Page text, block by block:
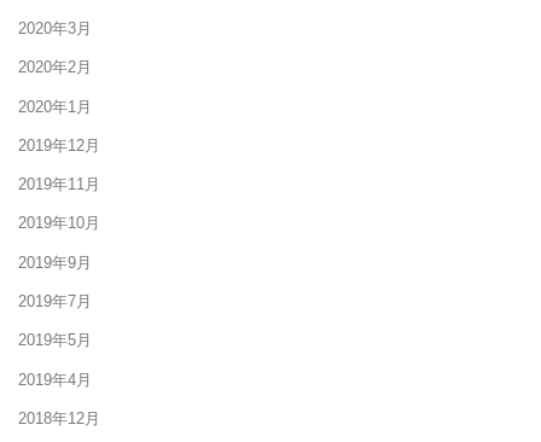
2020年3月
2020年2月
2020年1月
2019年12月
2019年11月
2019年10月
2019年9月
2019年7月
2019年5月
2019年4月
2018年12月